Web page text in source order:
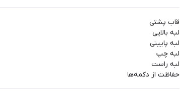
قاب پشتی
لبه بالایی
لبه پایینی
لبه چپ
لبه راست
حفاظت از دکمه‌ها